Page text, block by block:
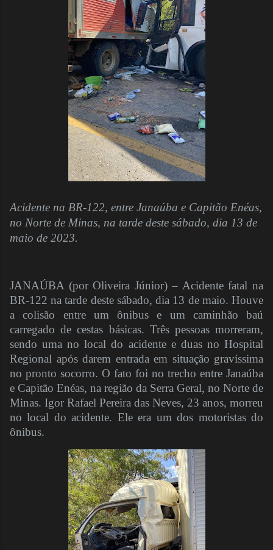
Acidente na BR-122, entre Janaúba e Capitão Enéas,
no Norte de Minas, na tarde deste sábado, dia 13 de
maio de 2023.
JANAÚBA (por Oliveira Júnior) – Acidente fatal na
BR-122 na tarde deste sábado, dia 13 de maio. Houve
a colisão entre um ônibus e um caminhão baú
carregado de cestas básicas. Três pessoas morreram,
sendo uma no local do acidente e duas no Hospital
Regional após darem entrada em situação gravíssima
no pronto socorro. O fato foi no trecho entre Janaúba
e Capitão Enéas, na região da Serra Geral, no Norte de
Minas. Igor Rafael Pereira das Neves, 23 anos, morreu
no local do acidente. Ele era um dos motoristas do
ônibus.